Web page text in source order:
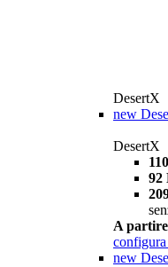
DesertX
new
DesertX
92
A
configura
new